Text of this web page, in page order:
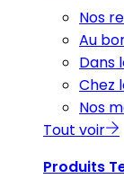
Nos
Au
Dans
Chez
Nos
Tout voir
Produits